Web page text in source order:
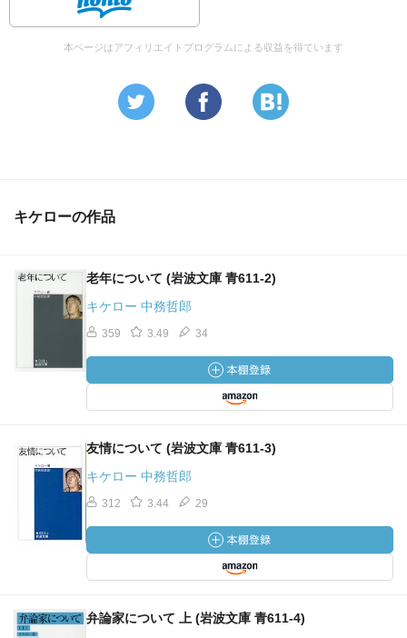
本ページはアフィリエイトプログラムによる収益を得ています
キケローの作品
老年について (岩波文庫 青611-2)
キケロー 中務哲郎
359 3.49 34
友情について (岩波文庫 青611-3)
キケロー 中務哲郎
312 3.44 29
弁論家について 上 (岩波文庫 青611-4)